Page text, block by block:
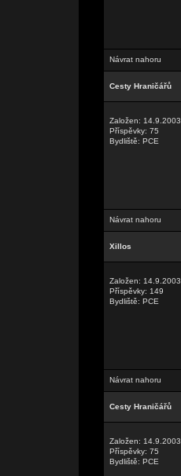
Návrat nahoru
Cesty Hraničářů
Založen: 14.9.2003
Příspěvky: 75
Bydliště: PCE
Návrat nahoru
Xillos
Založen: 14.9.2003
Příspěvky: 149
Bydliště: PCE
Návrat nahoru
Cesty Hraničářů
Založen: 14.9.2003
Příspěvky: 75
Bydliště: PCE